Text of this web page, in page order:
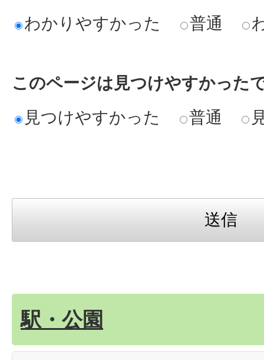
わかりやすかった
普通
このページは見つけやすかった
見つけやすかった
普通
駅・公園